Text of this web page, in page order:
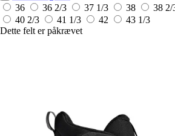
36
36 2/3 37 1/3 38 38 2/
40 2/3
41 1/3 42
43 1/3
Dette felt er påkrævet